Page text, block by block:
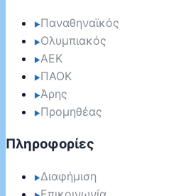
▶Παναθηναϊκός
▶Ολυμπιακός
▶ΑΕΚ
▶ΠΑΟΚ
▶Άρης
▶Προμηθέας
Πληροφορίες
▶Διαφήμιση